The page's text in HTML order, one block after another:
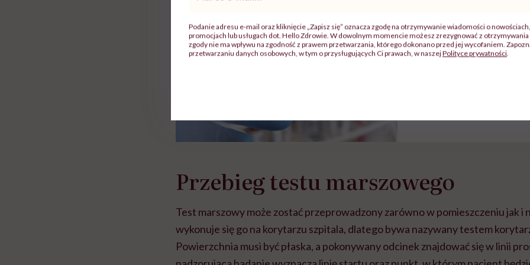
Badania
Kiedy warto je
obejmują?
Przebieg testu marszowego
Test marszowy może zostać przeprowadzony zarówno w pomieszczeniu jak i
wykonuje się go na korytarzu szpitala, dlatego bywa nazywany testem
Powierzchnia musi być płaska, a pokonywany odcinek znajdować się w linii
mail*
Podanie adresu e-mail oraz kliknięcie „Zapisz się” oznacza zgodę na otrzymywanie wiadomości o
promocjach lub usługach dot. Hello Zdrowie. W dowolnym momencie możesz zrezygnować z
zgody nie ma wpływu na zgodność z prawem przetwarzania, którego dokonano przed jej wycofaniem.
przetwarzaniu danych osobowych, w tym o przysługujących Ci prawach, w naszejPolityce prywatności.